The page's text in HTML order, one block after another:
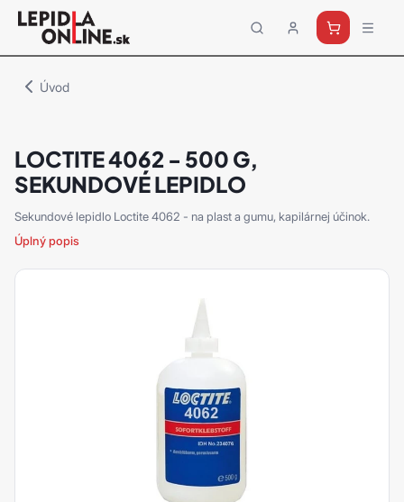
Priemyselné
lepidlá
Úvod
LOCTITE 4062 - 500 G,
SEKUNDOVÉ LEPIDLO
Sekundové lepidlo Loctite 4062 - na plast a gumu, kapilárnej účinok.
Úplný popis